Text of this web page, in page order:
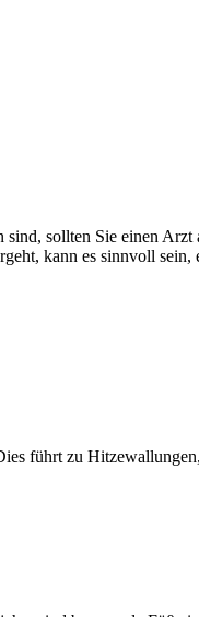
sollten Sie einen
kann es sinnvoll
führt zu